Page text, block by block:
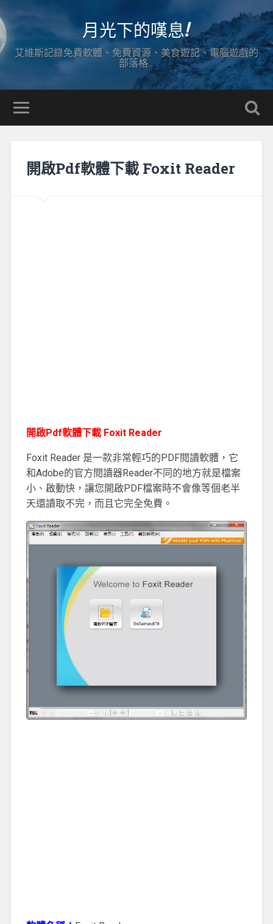
月光下的嘆息!
艾維斯記錄免費軟體、免費資源、美食遊記、電腦遊戲的
部落格…
開啟Pdf軟體下載 Foxit Reader
開啟Pdf軟體下載 Foxit Reader
Foxit Reader 是一款非常輕巧的PDF閱讀軟體，它
和Adobe的官方閱讀器Reader不同的地方就是檔案
小、啟動快，讓您開啟PDF檔案時不會像等個老半
天還讀取不完，而且它完全免費。